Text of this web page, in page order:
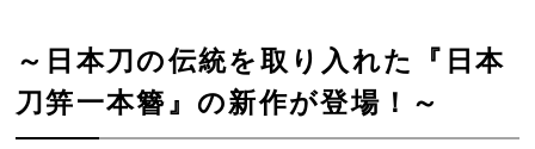
～日本刀の伝統を取り入れた『日本
刀笄一本簪』の新作が登場！～